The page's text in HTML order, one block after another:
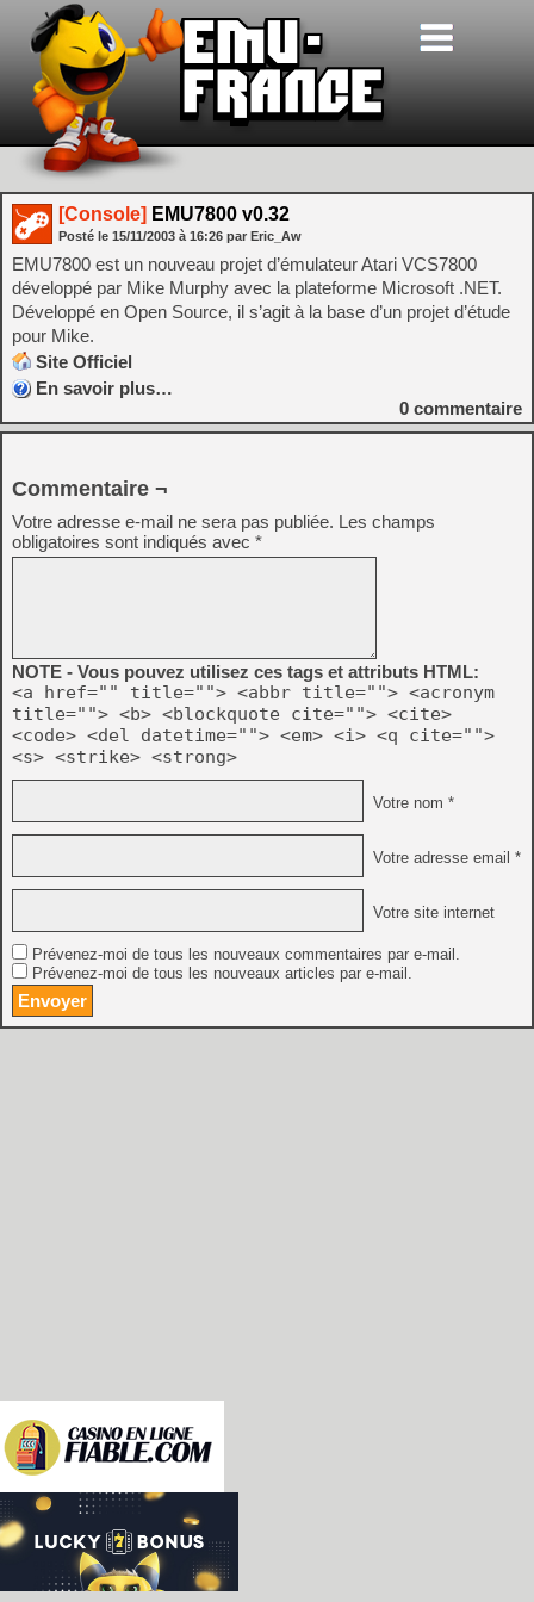
[Console] EMU7800 v0.32
Posté le 15/11/2003 à 16:26 par Eric_Aw
EMU7800 est un nouveau projet d’émulateur Atari VCS7800
développé par Mike Murphy avec la plateforme Microsoft .NET.
Développé en Open Source, il s’agit à la base d’un projet d’étude
pour Mike.
Site Officiel
En savoir plus…
0 commentaire
Commentaire ¬
Votre adresse e-mail ne sera pas publiée. Les champs
obligatoires sont indiqués avec *
NOTE - Vous pouvez utilisez ces tags et attributs HTML:
<a href="" title=""> <abbr title=""> <acronym
title=""> <b> <blockquote cite=""> <cite>
<code> <del datetime=""> <em> <i> <q cite="">
<s> <strike> <strong>
Votre nom *
Votre adresse email *
Votre site internet
Prévenez-moi de tous les nouveaux commentaires par e-mail.
Prévenez-moi de tous les nouveaux articles par e-mail.